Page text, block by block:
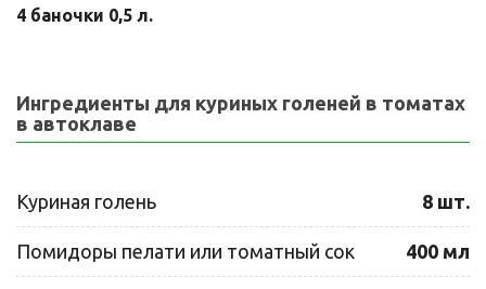
4 баночки 0,5 л.
Ингредиенты для куриных голеней в томатах
в автоклаве
Куриная голень 8 шт.
Помидоры пелати или томатный сок 400 мл